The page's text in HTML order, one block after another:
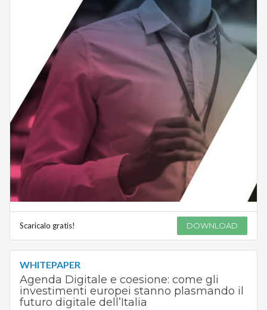
Scaricalo gratis! DOWNLOAD
WHITEPAPER
Agenda Digitale e coesione: come gli
investimenti europei stanno plasmando il
futuro digitale dell’Italia